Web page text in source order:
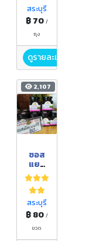
สระบุรี
฿ 70 /
ถุง
ดูรายละเอียด
2,107
ซอส
แยม
มัล
เบอร์รี่
Mullb
erry
Yam
Sauc
e
สระบุรี
฿ 80 /
ขวด